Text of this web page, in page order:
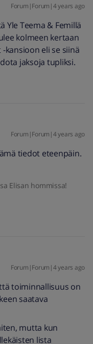
Forum|Forum|4 years ago
Yle Teema & Femillä
kolmeen kertaan
kansioon eli se siinä
jaksoja tupliksi.
Forum|Forum|4 years ago
tiedot eteenpäin.
Elisan hommissa!
Forum|Forum|4 years ago
toiminnallisuus on
saatava
mutta kun
lista